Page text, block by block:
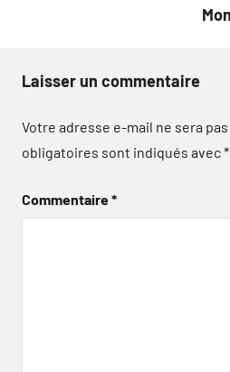
Laisser un commentaire
Votre adresse e-mail ne sera pas
obligatoires sont indiqués avec*
Commentaire*